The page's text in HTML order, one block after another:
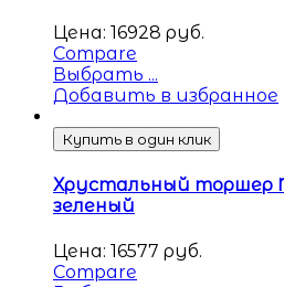
Цена: 16928 руб.
Compare
Выбрать ...
Добавить в избранное
Купить в один клик
Хрустальный торшер
зеленый
Цена: 16577 руб.
Compare